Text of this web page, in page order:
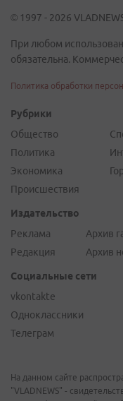
© 1997 - 2026
При любом
обязательна.
Политика обработки
Рубрики
Общество
Политика
Экономика
Происшествия
Издательство
Реклама
Редакция
Архив
Архив
Социальные сети
vkontakte
Одноклассники
Телеграм
На данном сайте
"VLADNEWS" -